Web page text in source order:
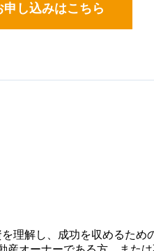
申し込みはこちら
を理解し、成功を収めるた